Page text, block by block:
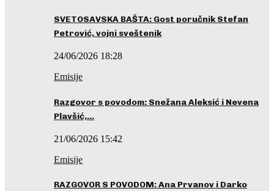
SVETOSAVSKA BAŠTA: Gost poručnik Stefan
Petrović, vojni sveštenik
24/06/2026 18:28
Emisije
Razgovor s povodom: Snežana Aleksić i Nevena
Plavšić,…
21/06/2026 15:42
Emisije
RAZGOVOR S POVODOM: Ana Prvanov i Darko